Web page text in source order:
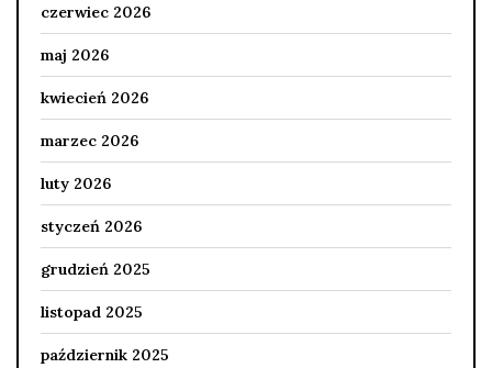
czerwiec 2026
maj 2026
kwiecień 2026
marzec 2026
luty 2026
styczeń 2026
grudzień 2025
listopad 2025
październik 2025